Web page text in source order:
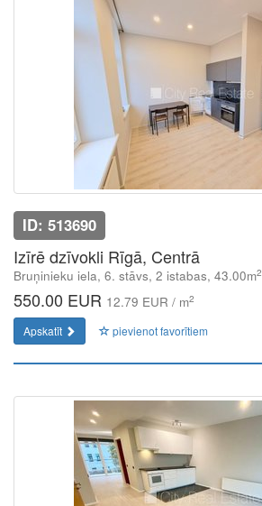
ID: 513690
Izīrē dzīvokli Rīgā, Centrā
Bruņinieku iela, 6. stāvs, 2 istabas, 43.00m2
550.00 EUR 12.79 EUR / m2
Apskatīt pievienot favorītiem